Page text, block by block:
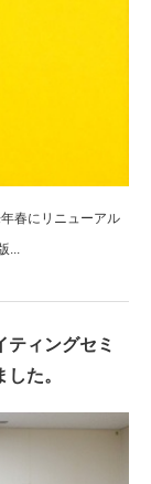
春にリニューアル
...
ティングセミ
た。